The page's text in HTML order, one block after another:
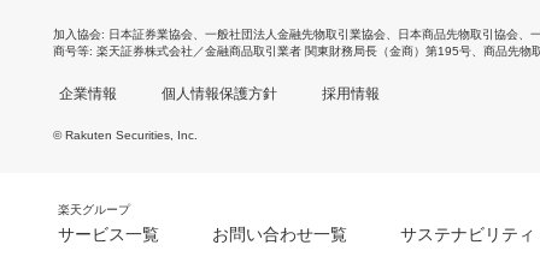
加入協会 日本証券業協会 一般社団法人金融先物取引業協会 日本商品先物取引協会
商号等 楽天証券株式会社／金融商品取引業者 関東財務局長（金商）第195号、商品先物
企業情報 個人情報保護方針 採用情報
© Rakuten Securities, Inc.
楽天グループ
サービス一覧 お問い合わせ一覧 サステナビリティ